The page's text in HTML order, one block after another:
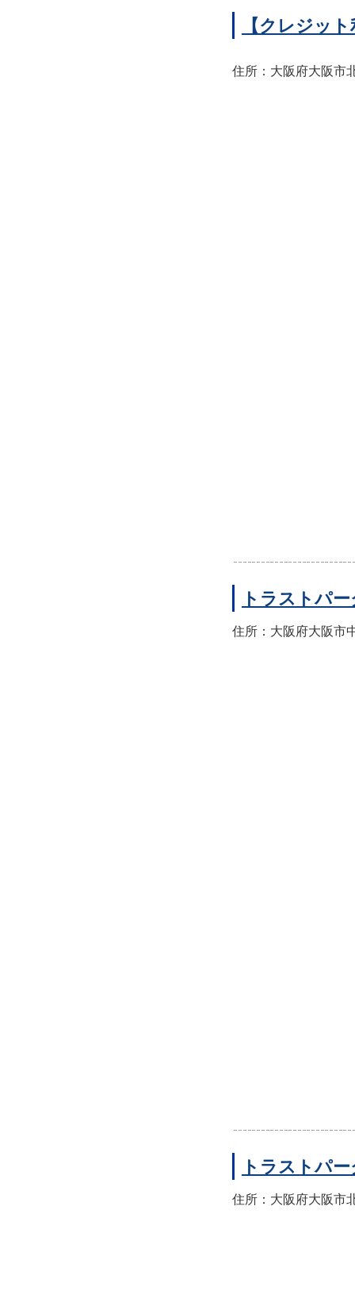
【クレジッ
住所：大阪府大阪市
トラストパ
住所：大阪府大阪市
トラストパ
住所：大阪府大阪市